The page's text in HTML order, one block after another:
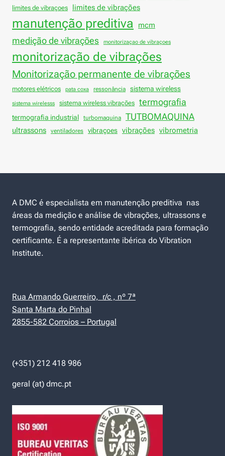
limites de vibraçoes limites de vibrações
manutenção preditiva mcm
medição de vibrações monitorizaçao de vibraçoes
monitorização de vibrações
Monitorização permanente de vibrações
motores elétricos pata coxa ressonância sistema wireless
sistema wirelesss sistema wireless vibrações termografia
termografia industrial turbomaquina TUTBOMAQUINA
ultrassons ventiladores vibraçoes vibrações vibrometria
A DMC é especialista em manutenção preditiva nas
áreas da medição e análise de vibrações, ultrassons e
termografia, sendo entidade acreditada para formação
certificante. É a representante ibérica do Vibration
Institute.
Rua Armando Guerreiro, r/c , nº 7ª
Santa Marta do Pinhal
2855-582 Corroios – Portugal
(+351) 212 418 986
geral (at) dmc.pt